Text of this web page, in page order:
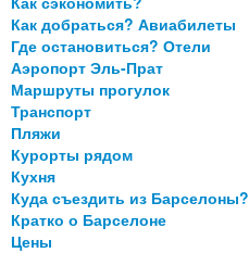
Как добраться? Авиабилеты
Где остановиться? Отели
Аэропорт Эль-Прат
Маршруты прогулок
Транспорт
Пляжи
Курорты рядом
Кухня
Куда съездить из Барселоны?
Кратко о Барселоне
Цены